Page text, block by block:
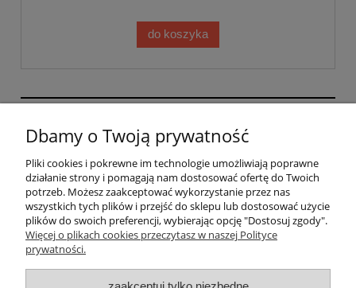
do koszyka
GRAFIHAFT Sylwester Górecki | Bysina 205, 32-400
Myślenice, woj. małopolskie | mail:
sklep@grafihaft.pl | tel: 697 374 232, 518 626 771 |
NIP: 6811683757
Pomoc
Moje konto
Dbamy o Twoją prywatność
Pliki cookies i pokrewne im technologie umożliwiają poprawne
działanie strony i pomagają nam dostosować ofertę do Twoich
potrzeb. Możesz zaakceptować wykorzystanie przez nas
wszystkich tych plików i przejść do sklepu lub dostosować użycie
plików do swoich preferencji, wybierając opcję "Dostosuj zgody".
Więcej o plikach cookies przeczytasz w naszej Polityce
prywatności.